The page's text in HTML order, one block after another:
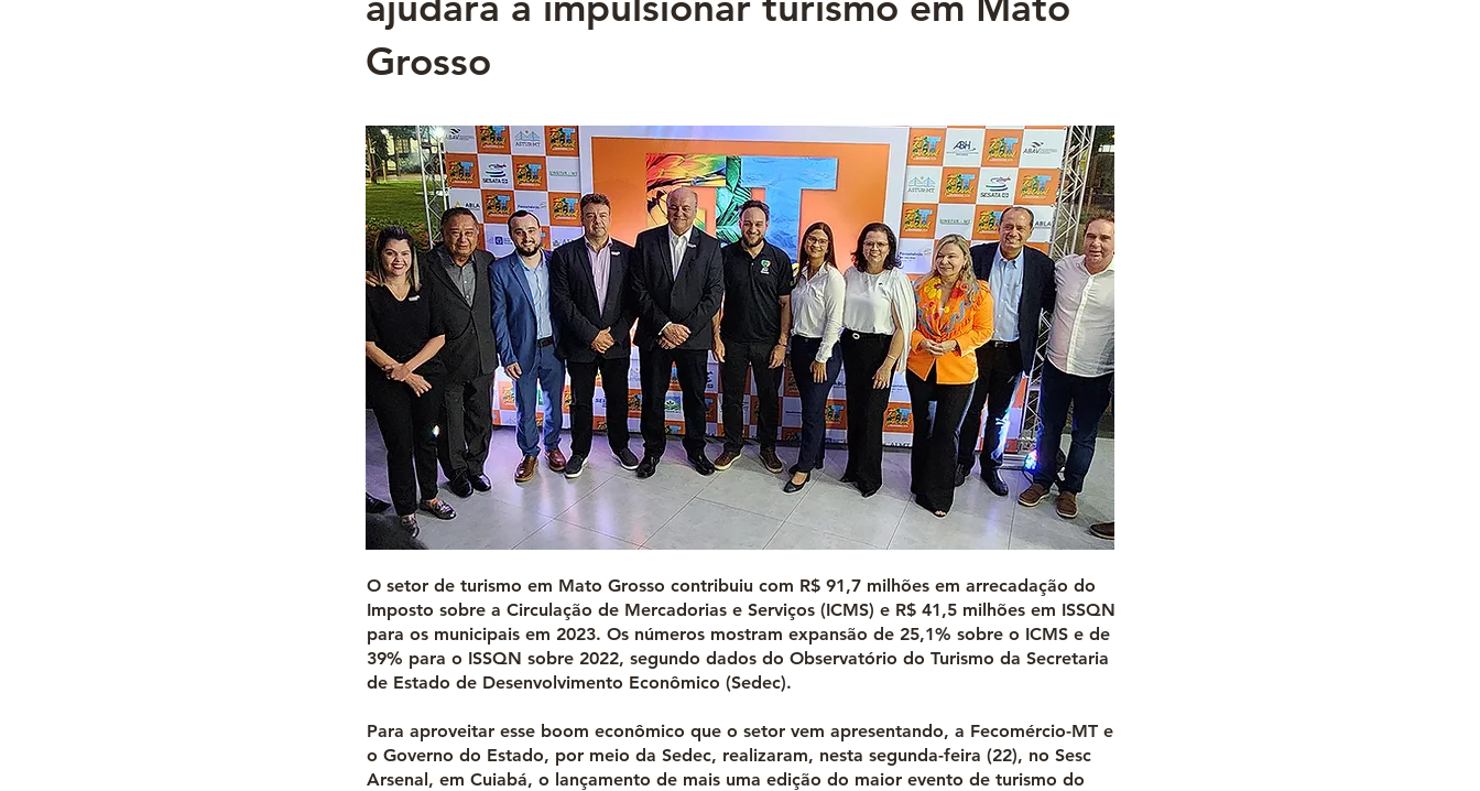
Grosso
O setor de turismo em Mato Grosso contribuiu com R$ 91,7 milhões em arrecadação do
Imposto sobre a Circulação de Mercadorias e Serviços (ICMS) e R$ 41,5 milhões em ISSQN
para os municipais em 2023. Os números mostram expansão de 25,1% sobre o ICMS e de
39% para o ISSQN sobre 2022, segundo dados do Observatório do Turismo da Secretaria
de Estado de Desenvolvimento Econômico (Sedec).
Para aproveitar esse boom econômico que o setor vem apresentando, a Fecomércio-MT e
o Governo do Estado, por meio da Sedec, realizaram, nesta segunda-feira (22), no Sesc
Arsenal, em Cuiabá, o lançamento de mais uma edição do maior evento de turismo do